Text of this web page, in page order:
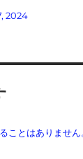
2024
ことはありません